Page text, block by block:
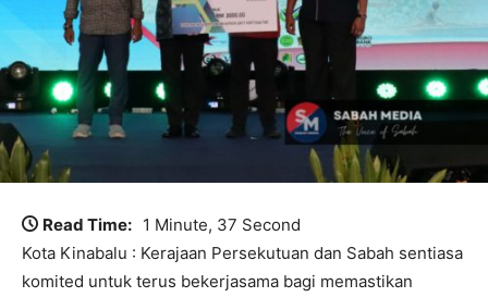
Read Time: 1 Minute, 37 Second
Kota Kinabalu : Kerajaan Persekutuan dan Sabah sentiasa
komited untuk terus bekerjasama bagi memastikan